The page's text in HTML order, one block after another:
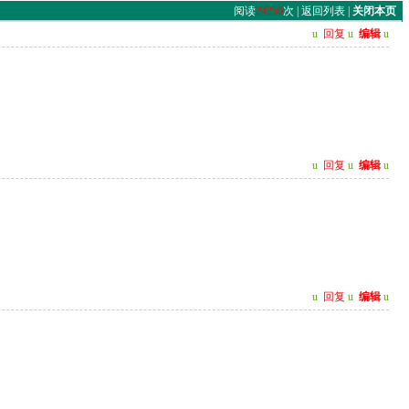
阅读24250次 | 返回列表| 关闭本页
u 回复 u 编辑 u
u 回复 u 编辑 u
u 回复 u 编辑 u